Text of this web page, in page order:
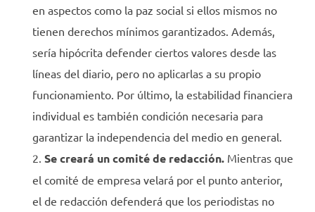
en aspectos como la paz social si ellos mismos no
tienen derechos mínimos garantizados. Además,
sería hipócrita defender ciertos valores desde las
líneas del diario, pero no aplicarlas a su propio
funcionamiento. Por último, la estabilidad financiera
individual es también condición necesaria para
garantizar la independencia del medio en general.
Se creará un comité de redacción. Mientras que
el comité de empresa velará por el punto anterior,
el de redacción defenderá que los periodistas no